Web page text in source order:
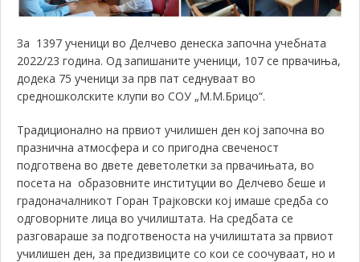
За 1397 ученици во Делчево денеска започна учебната
2022/23 година. Од запишаните ученици, 107 се првачиња,
додека 75 ученици за прв пат седнуваат во
средношколските клупи во СОУ „М.М.Брицо“.
Традиционално на првиот училишен ден кој започна во
празнична атмосфера и со пригодна свеченост
подготвена во двете деветолетки за првачињата, во
посета на образовните институции во Делчево беше и
градоначалникот Горан Трајковски кој имаше средба со
одговорните лица во училиштата. На средбата се
разговараше за подготвеноста на училиштата за првиот
училишен ден, за предизвиците со кои се соочуваат, но и